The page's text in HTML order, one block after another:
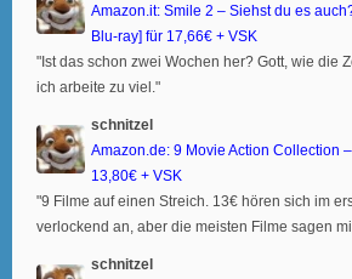
Amazon.it: Smile 2 – Siehst du es
Blu-ray] für 17,66€ + VSK
"Ist das schon zwei Wochen her? Gott, wie die
ich arbeite zu viel."
schnitzel
Amazon.de: 9 Movie Action Collection
13,80€ + VSK
"9 Filme auf einen Streich. 13€ hören sich im
verlockend an, aber die meisten Filme sagen
schnitzel